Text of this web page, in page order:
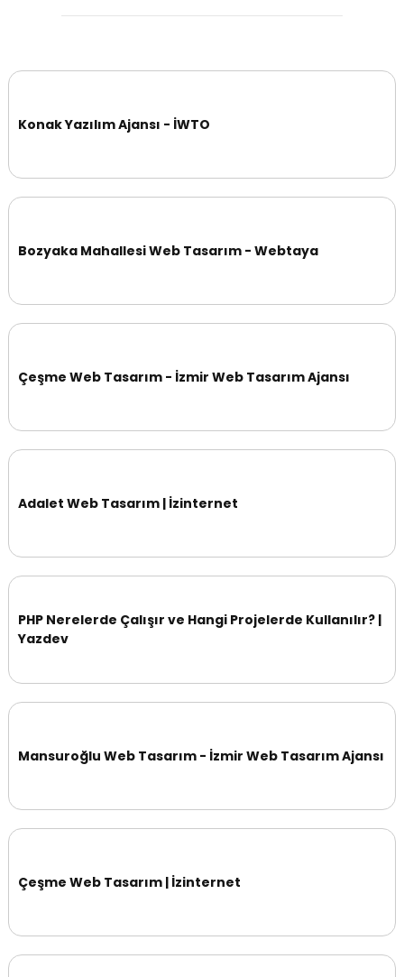
Konak Yazılım Ajansı - İWTO
Bozyaka Mahallesi Web Tasarım - Webtaya
Çeşme Web Tasarım - İzmir Web Tasarım Ajansı
Adalet Web Tasarım | İzinternet
PHP Nerelerde Çalışır ve Hangi Projelerde Kullanılır? |
Yazdev
Mansuroğlu Web Tasarım - İzmir Web Tasarım Ajansı
Çeşme Web Tasarım | İzinternet